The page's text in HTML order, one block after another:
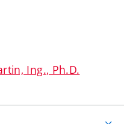
Ing., Ph.D.